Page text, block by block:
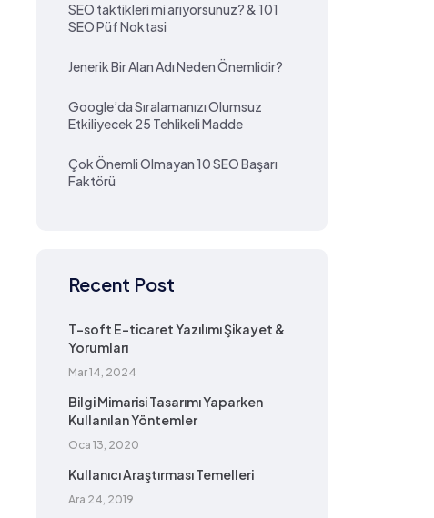
SEO taktikleri mi arıyorsunuz? & 101
SEO Püf Noktasi
Jenerik Bir Alan Adı Neden Önemlidir?
Google’da Sıralamanızı Olumsuz
Etkiliyecek 25 Tehlikeli Madde
Çok Önemli Olmayan 10 SEO Başarı
Faktörü
Recent Post
T-soft E-ticaret Yazılımı Şikayet &
Yorumları
Mar 14, 2024
Bilgi Mimarisi Tasarımı Yaparken
Kullanılan Yöntemler
Oca 13, 2020
Kullanıcı Araştırması Temelleri
Ara 24, 2019